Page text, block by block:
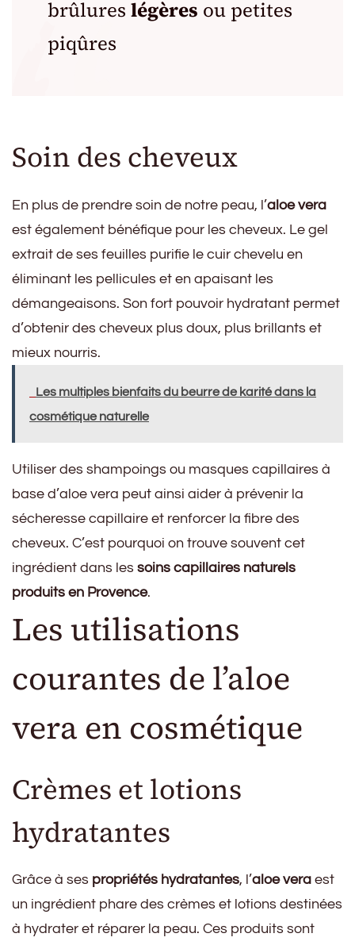
brûlures légères ou petites
piqûres
Soin des cheveux
En plus de prendre soin de notre peau, l’aloe vera
est également bénéfique pour les cheveux. Le gel
extrait de ses feuilles purifie le cuir chevelu en
éliminant les pellicules et en apaisant les
démangeaisons. Son fort pouvoir hydratant permet
d’obtenir des cheveux plus doux, plus brillants et
mieux nourris.
Les multiples bienfaits du beurre de karité dans la
cosmétique naturelle
Utiliser des shampoings ou masques capillaires à
base d’aloe vera peut ainsi aider à prévenir la
sécheresse capillaire et renforcer la fibre des
cheveux. C’est pourquoi on trouve souvent cet
ingrédient dans les soins capillaires naturels
produits en Provence.
Les utilisations
courantes de l’aloe
vera en cosmétique
Crèmes et lotions
hydratantes
Grâce à ses propriétés hydratantes, l’aloe vera est
un ingrédient phare des crèmes et lotions destinées
à hydrater et réparer la peau. Ces produits sont